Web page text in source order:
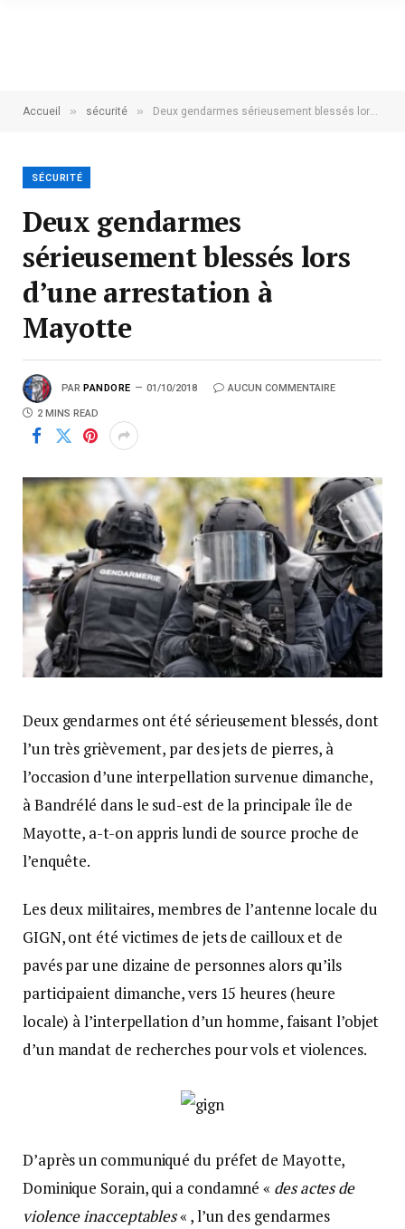
Accueil » sécurité » Deux gendarmes sérieusement blessés lors d’une arrestation à Mayotte
SÉCURITÉ
Deux gendarmes
sérieusement blessés lors
d’une arrestation à
Mayotte
PAR PANDORE 01/10/2018 AUCUN COMMENTAIRE
2 MINS READ
Deux gendarmes ont été sérieusement blessés, dont
l’un très grièvement, par des jets de pierres, à
l’occasion d’une interpellation survenue dimanche,
à Bandrélé dans le sud-est de la principale île de
Mayotte, a-t-on appris lundi de source proche de
l’enquête.
Les deux militaires, membres de l’antenne locale du
GIGN, ont été victimes de jets de cailloux et de
pavés par une dizaine de personnes alors qu’ils
participaient dimanche, vers 15 heures (heure
locale) à l’interpellation d’un homme, faisant l’objet
d’un mandat de recherches pour vols et violences.
D’après un communiqué du préfet de Mayotte,
Dominique Sorain, qui a condamné « des actes de
violence inacceptables« , l’un des gendarmes